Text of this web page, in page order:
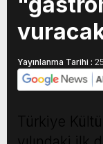
Yayınlanma Tarihi :
Türkiye